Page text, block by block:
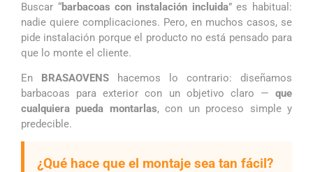
Buscar “barbacoas con instalación incluida” es habitual:
nadie quiere complicaciones. Pero, en muchos casos, se
pide instalación porque el producto no está pensado para
que lo monte el cliente.
En BRASAOVENS hacemos lo contrario: diseñamos
barbacoas para exterior con un objetivo claro — que
cualquiera pueda montarlas, con un proceso simple y
predecible.
¿Qué hace que el montaje sea tan fácil?